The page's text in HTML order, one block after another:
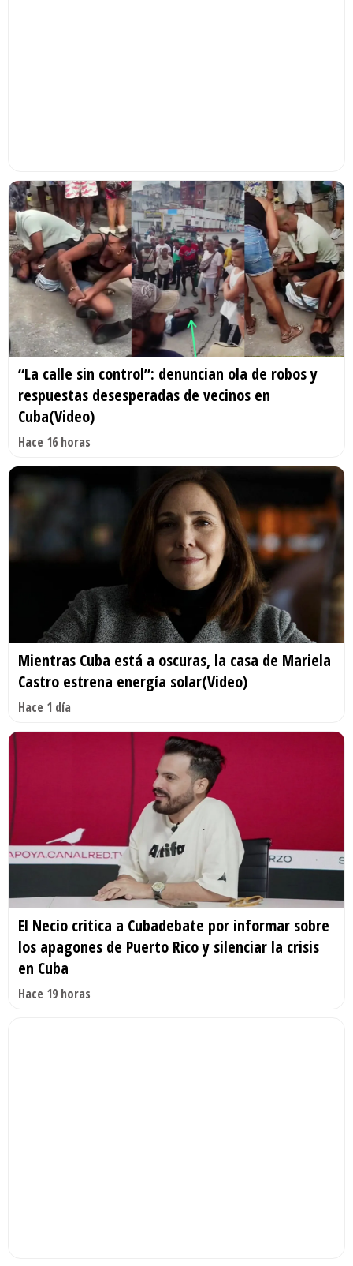
“La calle sin control”: denuncian ola de robos y
respuestas desesperadas de vecinos en
Cuba(Video)
Hace 16 horas
Mientras Cuba está a oscuras, la casa de Mariela
Castro estrena energía solar(Video)
Hace 1 día
El Necio critica a Cubadebate por informar sobre
los apagones de Puerto Rico y silenciar la crisis
en Cuba
Hace 19 horas